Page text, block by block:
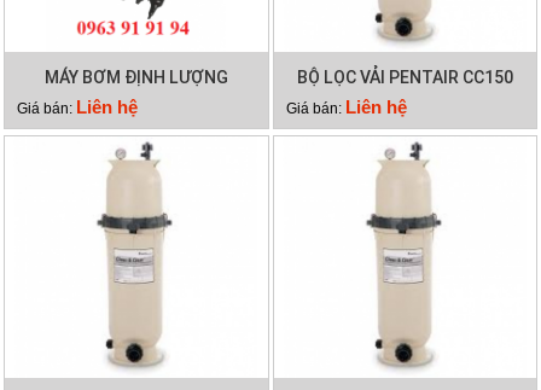
MÁY BƠM ĐỊNH LƯỢNG
EMAUX CTRL7-PH
Giá bán: Liên hệ
BỘ LỌC VẢI PENTAIR CC150
Giá bán: Liên hệ